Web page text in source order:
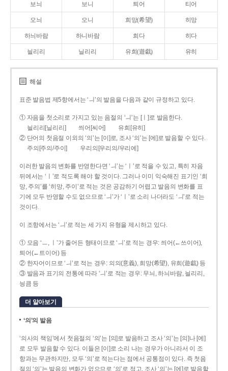
보늬 보니 틔어 티어
오늬 오니 희망(希望) 히망
하늬바람 하니바람 희다 히다
늴리리 닐리리 유희(遊戱) 유히
해설
표준 발음법 제5항에서는 ‘ㅢ’의 발음을 다음과 같이 규정하고 있다.
① 자음을 첫소리로 가지고 있는 음절의 ‘ㅢ’는 [ㅣ]로 발음한다.
늴리리[닐리리]
씌어[씨어]
유희[유히]
② 단어의 첫음절 이외의 ‘의’는 [이]로, 조사 ‘의’는 [에]로 발음할 수 있다.
주의[주의/주이]
우리의[우리의/우리에]
이러한 발음의 변화를 반영한다면 ‘ㅢ’는 ‘ㅣ’로 적을 수 있고, 특히 자음
뒤에서는 ‘ㅣ’로 적도록 해야 할 것이다. 그러나 이미 익숙해진 표기인 ‘희
망, 주의’를 ‘히망, 주이’로 적는 것은 공감하기 어렵고 발음의 변화를 표
기에 모두 반영할 수도 없으므로 ‘ㅢ’가 ‘ㅣ’로 소리 나더라도 ‘ㅢ’로 적는
것이다.
이 조항에서는 ‘ㅢ’로 적는 세 가지 유형을 제시하고 있다.
① 모음 ‘ㅡ, ㅣ’가 줄어든 형태이므로 ‘ㅢ’로 적는 경우: 씌어(←쓰이어),
틔어(←트이어) 등
② 한자어이므로 ‘ㅢ’로 적는 경우: 의의(意義), 희망(希望), 유희(遊戱) 등
③ 발음과 표기의 전통에 따라 ‘ㅢ’로 적는 경우: 무늬, 하늬바람, 늴리리,
닁큼 등
더 알아보기
‘의’의 발음
‘의사의 책임’에서 첫음절의 ‘의’는 [의]로 발음하고 조사 ‘의’는 [의]나 [에]
로 모두 발음할 수 있다. 이들은 [이]로 소리 나는 경우가 아니라서 이 조
항과는 무관하지만, 모두 ‘의’로 적는다는 점에서 공통점이 있다. 즉 첫음
절의 ‘의’는 발음의 변화가 없으므로 ‘의’로 적고, 조사 ‘의’는 [에]로 발음할